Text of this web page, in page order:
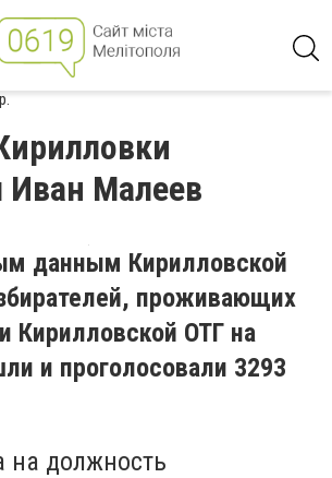
Иван Малеев
данным Кирилловской
проживающих
Кирилловской ОТГ на
и проголосовали 3293
на должность